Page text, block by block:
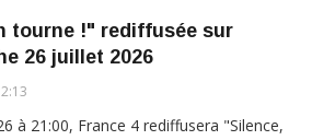
tourne !" rediffusée sur
26 juillet 2026
à 21:00, France 4 rediffusera "Silence,